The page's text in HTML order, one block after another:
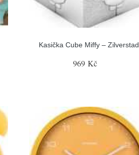
Kasička Cube Miffy – Zilverstad
969 Kč